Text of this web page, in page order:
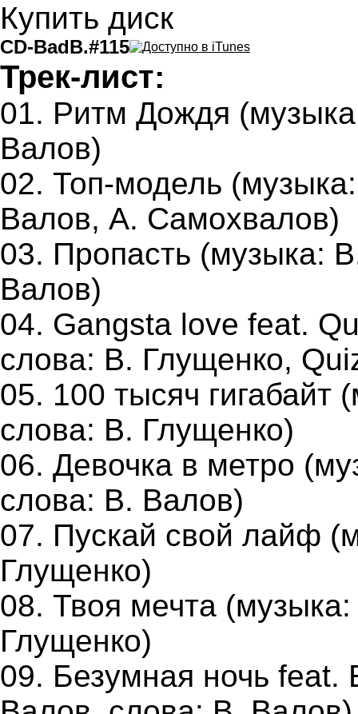
Купить диск
CD-BadB.#115
Трек-лист:
01. Ритм Дождя
Валов)
02. Топ-модель
Валов, А. Самохвалов)
03. Пропасть (музыка:
Валов)
04. Gangsta love feat.
слова: В. Глущенко,
05. 100 тысяч
слова: В. Глущенко)
06. Девочка в метро
слова: В. Валов)
07. Пускай свой лайф
Глущенко)
08. Твоя мечта
Глущенко)
09. Безумная ночь